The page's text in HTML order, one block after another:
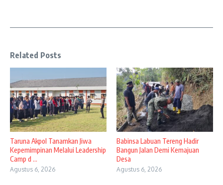
Related Posts
Taruna Akpol Tanamkan Jiwa
Kepemimpinan Melalui Leadership
Camp d ...
Agustus 6, 2026
Babinsa Labuan Tereng Hadir
Bangun Jalan Demi Kemajuan
Desa
Agustus 6, 2026